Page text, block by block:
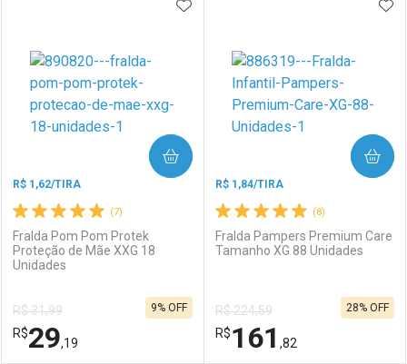
Laboratório
Comprar sem Desconto
Por R$ 102,99/cada
Por Menos
Comprar sem Desconto
Por R$ 102,99/cada
Laboratório
Comprar sem Desconto
Por R$ 119,99/cada
Por Menos
Comprar sem Desconto
Por R$ 119,99/cada
(7)
R$ 1,62/TIRA
Fralda Pom Pom Protek
Proteção de Mãe XXG 18
Unidades
R$ 31,99
R$29,19
9% OFF
ADICIONAR AOS FAVORITOS
COMPRAR
(8)
R$ 1,84/TIRA
Fralda Pampers Premium Care
Tamanho XG 88 Unidades
R$ 224,59
R$161 ,82
28% OFF
COMPRAR